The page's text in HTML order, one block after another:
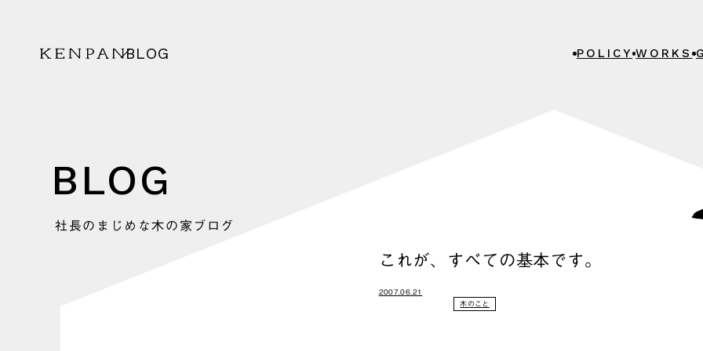
KENPAN BLOG POLICY WORKS
BLOG
社長のまじめな木の家ブログ
これが、すべての基本です。
2007.06.21
木のこと